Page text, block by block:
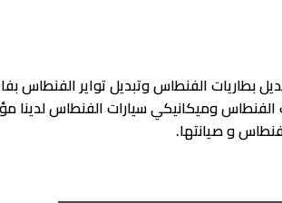
الفنطاس وتبديل تواير الفنطاس
وميكانيكي سيارات الفنطاس لدينا
و صيانتها.